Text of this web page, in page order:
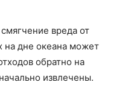
вреда от
на дне океана может
обратно на
извлечены.